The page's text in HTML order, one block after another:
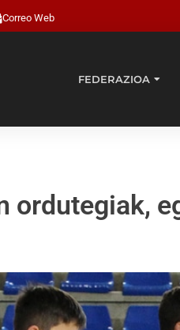
Correo Web
FEDERAZIOA
ordutegiak,